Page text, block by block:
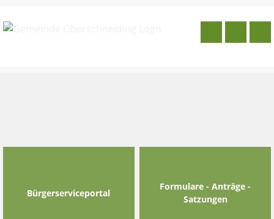
Bürgerserviceportal
Formulare - Anträge -
Satzungen